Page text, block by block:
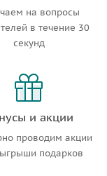
на вопросы
в течение 30
секунд
и акции
проводим акции
подарков